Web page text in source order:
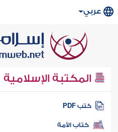
عربي
المكتبة الإسلامية
كتب PDF